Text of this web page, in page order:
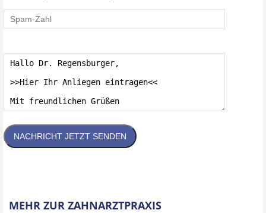
NACHRICHT JETZT SENDEN
MEHR ZUR ZAHNARZTPRAXIS